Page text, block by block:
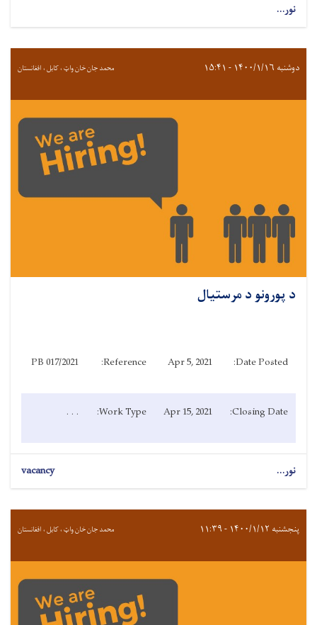
نور...
دوشنبه ۱۴۰۰/۱/۱۶ - ۱۵:۴۱ محمد جان خان واټ ، کابل ، افغانستان
د پورونو د مرستیال
Date Posted:
Apr 5, 2021
Reference:
PB 017/2021
Closing Date:
Apr 15, 2021
Work Type:
. . .
نور... vacancy
پنجشنبه ۱۴۰۰/۱/۱۲ - ۱۱:۳۹ محمد جان خان واټ ، کابل ، افغانستان